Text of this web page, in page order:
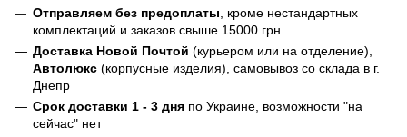
Отправляем без предоплаты , кроме нестандартных
комплектаций и заказов свыше 15000 грн
Доставка Новой Почтой (курьером или на отделение),
Автолюкс (корпусные изделия), самовывоз со склада в г.
Днепр
Срок доставки 1 - 3 дня по Украине, возможности "на
сейчас" нет